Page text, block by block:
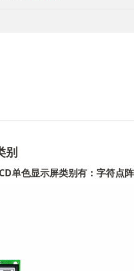
别
单色显示屏类别有：字符点